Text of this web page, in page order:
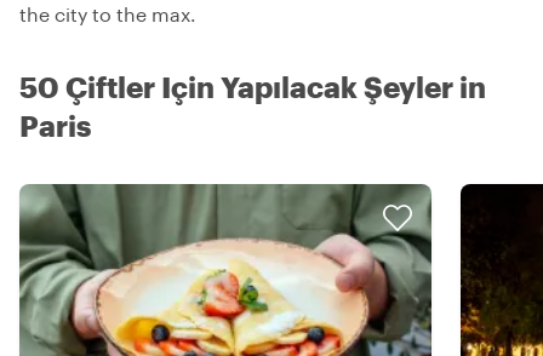
the city to the max.
50 Çiftler Için Yapılacak Şeyler in
Paris